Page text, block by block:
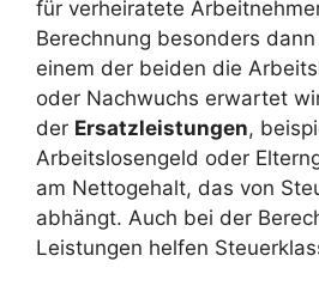
für verheiratete
Berechnung besonders
einem der beiden die
oder Nachwuchs erwartet
der Ersatzleistungen,
Arbeitslosengeld oder
am Nettogehalt, das von
abhängt. Auch bei der
Leistungen helfen